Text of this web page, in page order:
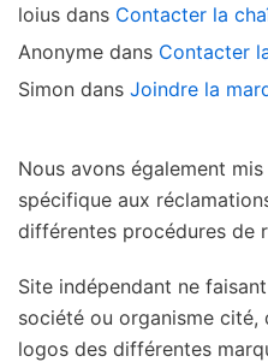
loius dans Contacter la
Anonyme dans Contacter
Simon dans Joindre la
Nous avons également
spécifique aux
différentes procédures de
Site indépendant ne
société ou organisme
logos des différentes